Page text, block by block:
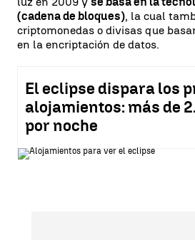
(cadena de bloques), la cual
criptomonedas o divisas que
en la encriptación de datos.
El eclipse dispara los
alojamientos: más de
por noche